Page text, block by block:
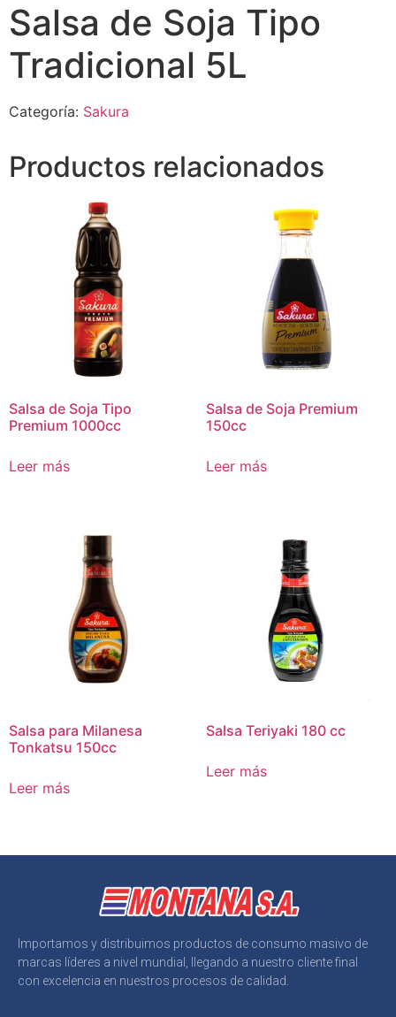
Salsa de Soja Tipo
Tradicional 5L
Categoría: Sakura
Productos relacionados
Salsa de Soja Tipo
Premium 1000cc
Leer más
Salsa de Soja Premium
150cc
Leer más
Salsa para Milanesa
Tonkatsu 150cc
Leer más
Salsa Teriyaki 180 cc
Leer más
Importamos y distribuimos productos de consumo masivo de
marcas líderes a nivel mundial, llegando a nuestro cliente final
con excelencia en nuestros procesos de calidad.